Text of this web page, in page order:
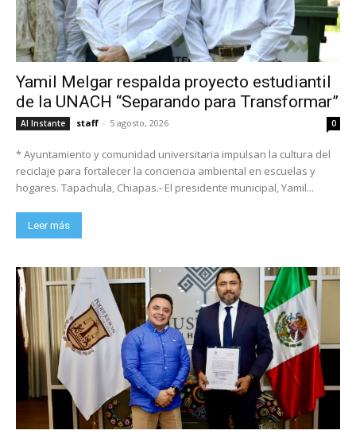
Yamil Melgar respalda proyecto estudiantil
de la UNACH “Separando para Transformar”
Al Instante staff - 5 agosto, 2026 0
* Ayuntamiento y comunidad universitaria impulsan la cultura del
reciclaje para fortalecer la conciencia ambiental en escuelas y
hogares. Tapachula, Chiapas.- El presidente municipal, Yamil...
Leer más